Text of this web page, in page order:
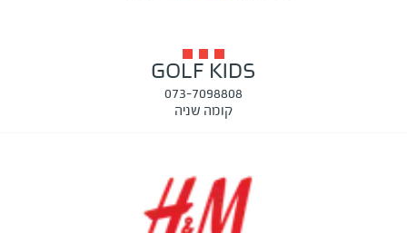
GOLF KIDS
073-7098808
קומה שניה